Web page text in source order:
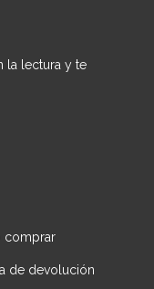
la lectura y te
comprar
de devolución